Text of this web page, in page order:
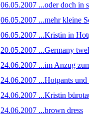
06.05.2007 ...oder doch in
06.05.2007 ...mehr kleine
06.05.2007 ...Kristin in
20.05.2007 ...Germany
24.06.2007 ...im Anzug
24.06.2007 ...Hotpants und
24.06.2007 ...Kristin
24.06.2007 ...brown dress